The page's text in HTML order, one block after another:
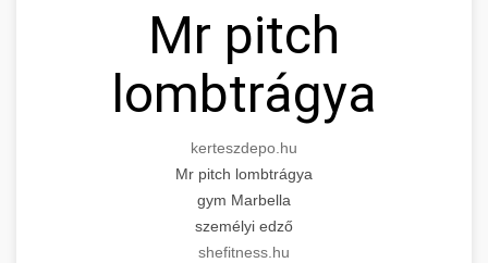
Mr pitch
lombtrágya
kerteszdepo.hu
Mr pitch lombtrágya
gym Marbella
személyi edző
shefitness.hu